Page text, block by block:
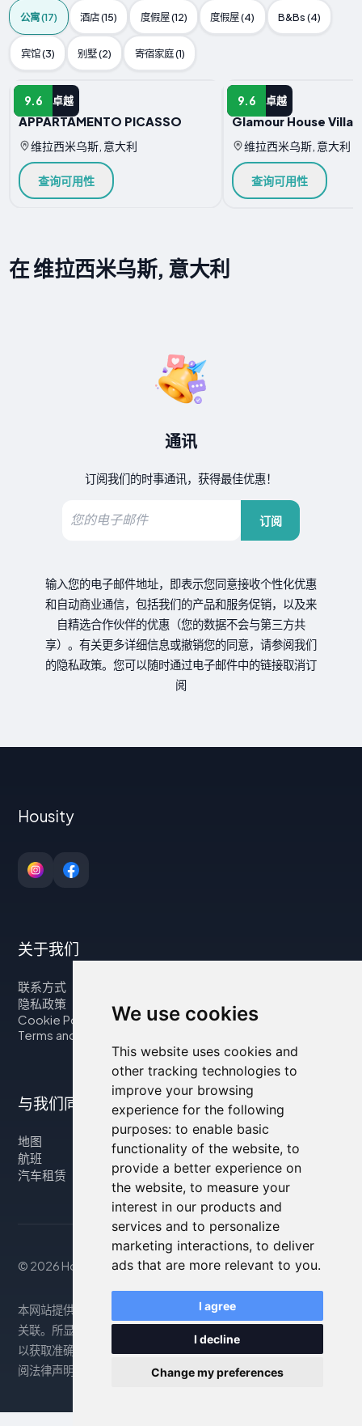
We use cookies
This website uses cookies and
other tracking technologies to
improve your browsing
experience for the following
purposes: to enable basic
functionality of the website, to
provide a better experience on
the website, to measure your
interest in our products and
services and to personalize
marketing interactions, to deliver
ads that are more relevant to you.
I agree
I decline
Change my preferences
公寓 (17) 酒店 (15) 度假屋 (12) 度假屋 (4) B&Bs (4)
宾馆 (3) 别墅 (2) 寄宿家庭 (1)
9.6 卓越
公寓
APPARTAMENTO PICASSO
维拉西米乌斯, 意大利
查询可用性
9.6 卓越
公寓
Glamour House
维拉西米乌斯, 意大利
查询可用性
在 维拉西米乌斯, 意大利
通讯
订阅我们的时事通讯，获得最佳优惠！
订阅
输入您的电子邮件地址，即表示您同意接收个性化优惠
和自动商业通信，包括我们的产品和服务促销，以及来
自精选合作伙伴的优惠（您的数据不会与第三方共
享）。有关更多详细信息或撤销您的同意，请参阅我们
的隐私政策。您可以随时通过电子邮件中的链接取消订
阅
Housity
关于我们
联系方式
隐私政策
Cookie Policy
Terms and Conditions
与我们同行
地图
航班
汽车租赁
© 2026 Housity.net
本网站提供的信息仅供参考，与网站上显示的住宿信息没有任何
关联。所显示的信息可能不准确或已过时，因此请查阅官方网站
以获取准确信息。预订通过我们的合作伙伴处理。更多信息请参
阅法律声明部分。